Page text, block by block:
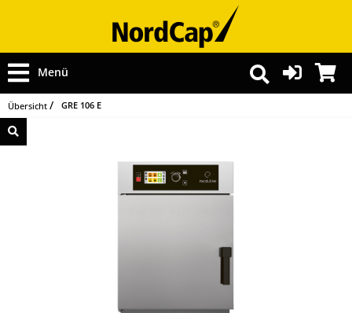
Menü
Übersicht GRE 106 E